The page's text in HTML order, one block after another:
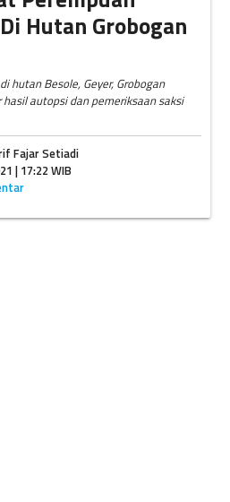
Hutan Grobogan
hutan Besole, Geyer, Grobogan
autopsi dan pemeriksaan saksi
Fajar Setiadi
| 17:22 WIB